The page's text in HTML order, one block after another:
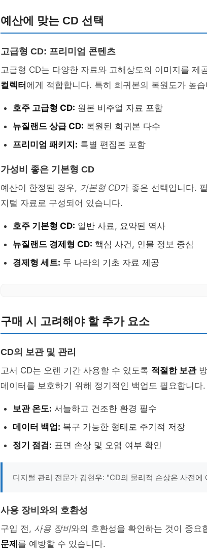
예산에 맞는 CD 선택
고급형 CD: 프리미엄 콘텐츠
고급형 CD는 다양한 자료와 고해상도의 이미지를 제
컬렉터 에게 적합합니다. 특히 희귀본의 복원도가 높
호주 고급형 CD: 원본 비주얼 자료 포함
뉴질랜드 상급 CD: 복원된 희귀본 다수
프리미엄 패키지: 특별 편집본 포함
가성비 좋은 기본형 CD
예산이 한정된 경우, 기본형 CD가 좋은 선택입니다.
지털 자료로 구성되어 있습니다.
호주 기본형 CD: 일반 사료, 요약된 역사
뉴질랜드 경제형 CD: 핵심 사건, 인물 정보 중심
경제형 세트: 두 나라의 기초 자료 제공
구매 시 고려해야 할 추가 요소
CD의 보관 및 관리
고서 CD는 오랜 기간 사용할 수 있도록 적절한 보관방
데이터를 보호하기 위해 정기적인 백업도 필요합니다.
보관 온도: 서늘하고 건조한 환경 필수
데이터 백업: 복구 가능한 형태로 주기적 저장
정기 점검: 표면 손상 및 오염 여부 확인
디지털 관리 전문가 김현우: "CD의 물리적 손상은 사전에
사용 장비와의 호환성
구입 전, 사용 장비와의 호환성을 확인하는 것이 중요
문제 를 예방할 수 있습니다.